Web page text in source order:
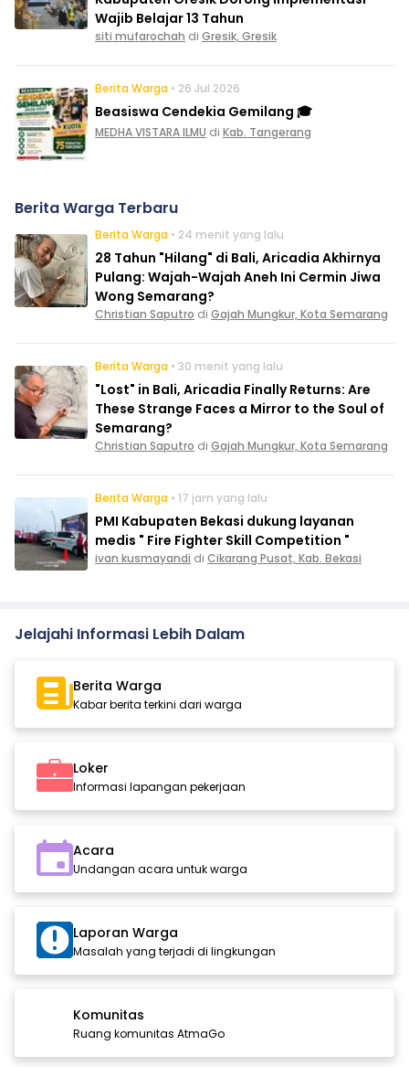
Wajib Belajar 13 Tahun
siti mufarochah di Gresik, Gresik
Berita Warga • 26 Jul 2026
Beasiswa Cendekia Gemilang 🎓
MEDHA VISTARA ILMU di Kab. Tangerang
Berita Warga Terbaru
Berita Warga • 24 menit yang lalu
28 Tahun "Hilang" di Bali, Aricadia Akhirnya
Pulang: Wajah-Wajah Aneh Ini Cermin Jiwa
Wong Semarang?
Christian Saputro di Gajah Mungkur, Kota Semarang
Berita Warga • 30 menit yang lalu
"Lost" in Bali, Aricadia Finally Returns: Are
These Strange Faces a Mirror to the Soul of
Semarang?
Christian Saputro di Gajah Mungkur, Kota Semarang
Berita Warga • 17 jam yang lalu
PMI Kabupaten Bekasi dukung layanan
medis " Fire Fighter Skill Competition "
ivan kusmayandi di Cikarang Pusat, Kab. Bekasi
Jelajahi Informasi Lebih Dalam
Berita Warga
Kabar berita terkini dari warga
Loker
Informasi lapangan pekerjaan
Acara
Undangan acara untuk warga
Laporan Warga
Masalah yang terjadi di lingkungan
Komunitas
Ruang komunitas AtmaGo